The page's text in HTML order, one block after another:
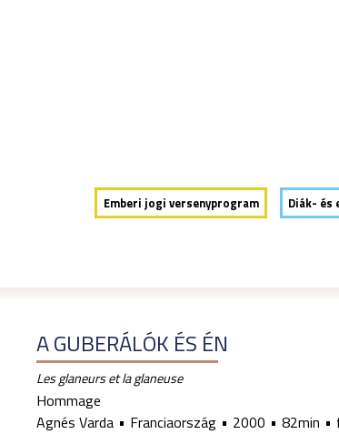
Emberi jogi versenyprogram Diák- és
A GUBERÁLÓK ÉS ÉN
Les glaneurs et la glaneuse
Hommage
Agnés Varda
Franciaország 2000 82min